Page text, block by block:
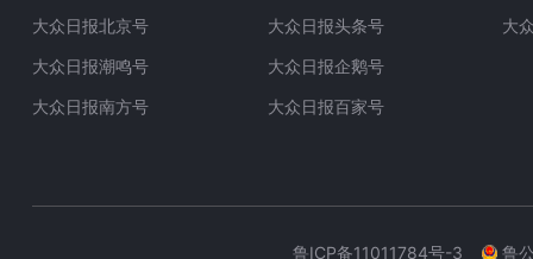
大众日报北京号
大众日报潮鸣号
大众日报南方号
大众日报头条号
大众日报企鹅号
大众日报百家号
大
鲁ICP备11011784号-3 鲁